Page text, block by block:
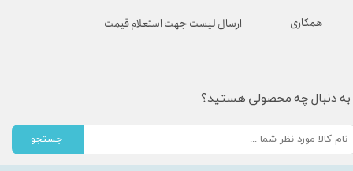
ارسال لیست جهت استعلام قیمت
همکاری
به دنبال چه محصولی هستید؟
جستجو